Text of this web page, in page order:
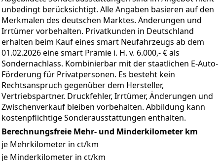
unbedingt berücksichtigt. Alle Angaben basieren auf den
Merkmalen des deutschen Marktes. Änderungen und
Irrtümer vorbehalten. Privatkunden in Deutschland
erhalten beim Kauf eines smart Neufahrzeugs ab dem
01.02.2026 eine smart Prämie i. H. v. 6.000,- € als
Sondernachlass. Kombinierbar mit der staatlichen E-Auto-
Förderung für Privatpersonen. Es besteht kein
Rechtsanspruch gegenüber dem Hersteller,
Vertriebspartner. Druckfehler, Irrtümer, Änderungen und
Zwischenverkauf bleiben vorbehalten. Abbildung kann
kostenpflichtige Sonderausstattungen enthalten.
Berechnungsfreie Mehr- und Minderkilometer km
je Mehrkilometer in ct/km
je Minderkilometer in ct/km